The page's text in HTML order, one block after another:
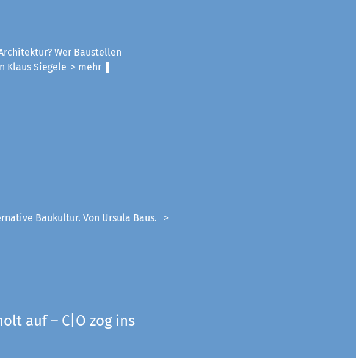
Wer Baustellen
Klaus Siegele > mehr
Baukultur. Von Ursula Baus.
>
auf – C|O zog ins